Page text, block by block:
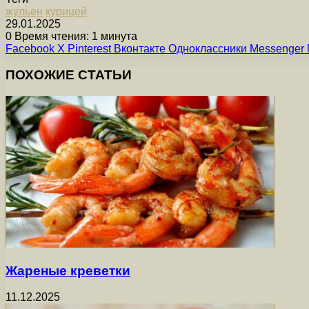
жульен курицей
29.01.2025
0 Время чтения: 1 минута
Facebook X Pinterest Вконтакте Одноклассники Messenger
ПОХОЖИЕ СТАТЬИ
Жареные креветки
11.12.2025